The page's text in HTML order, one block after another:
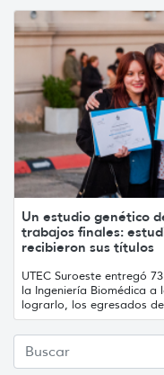
Un estudio genético
trabajos finales:
recibieron sus títulos
UTEC Suroeste entregó
la Ingeniería Biomédica a
lograrlo, los egresados